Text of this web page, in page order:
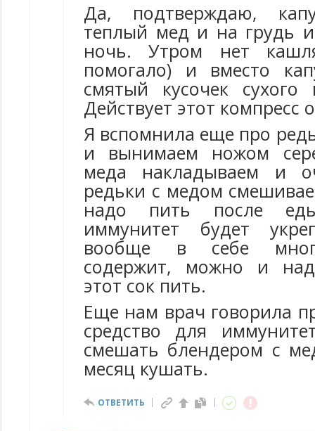
Да, подтверждаю,
теплый мед и на грудь
ночь. Утром нет
помогало) и вместо
смятый кусочек сухого
Действует этот компресс
Я вспомнила еще про
и вынимаем ножом
меда накладываем и
редьки с медом
надо пить после
иммунитет будет
вообще в себе
содержит, можно и
этот сок пить.
Еще нам врач говорила
средство для
смешать блендером с
месяц кушать.
ОТВЕТИТЬ